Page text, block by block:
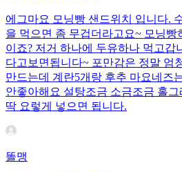
에그마요 모닝빵 샌드위치 입니다.
을 먹으면 좀 무겁더라고요~ 모닝빵
이죠? 저거 하나에 두유하나 먹고갑
다고보면됩니다~ 포만감은 정말 엄
만드는데 계란5개랑 후추 마요네즈
안좋아해요 설탕조금 소금조금 홀
딱 요렇게 넣으면 됩니다.
똘맹